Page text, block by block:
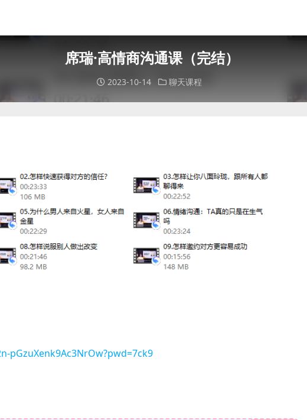
席瑞·高情商沟通课（完结）
2023-10-14 聊天课程
pGzuXenk9Ac3NrOw?pwd=7ck9